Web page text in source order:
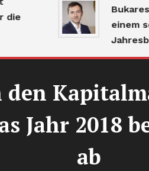
Bukarest
einem
Jahr 2018
ab